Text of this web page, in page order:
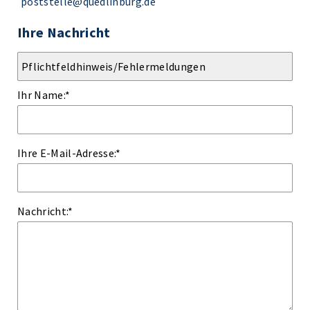
Ihre Nachricht
Ihr Name:*
Ihre E-Mail-Adresse:*
Nachricht:*